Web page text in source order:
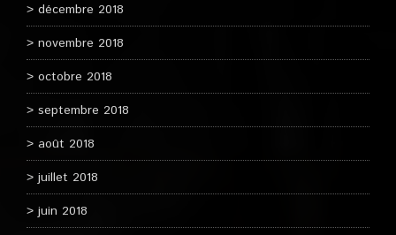
décembre 2018
novembre 2018
octobre 2018
septembre 2018
août 2018
juillet 2018
juin 2018